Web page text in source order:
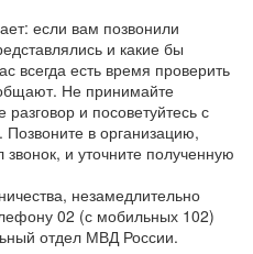
если вам позвонили
и какие бы
всегда есть время проверить
Не принимайте
и посоветуйтесь с
в организацию,
и уточните полученную
незамедлительно
02 (с мобильных 102)
отдел МВД России.